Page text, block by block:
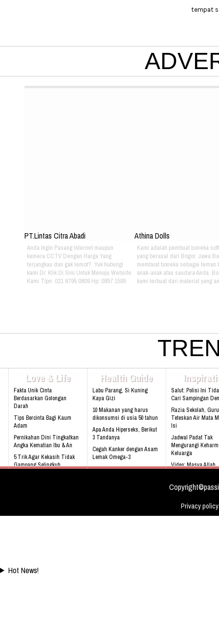
tempat
PT.Lintas Citra Abadi
Anda Ingin Pasang Internet maupun
kamera CCTV Dengan Harga Yang
terjangkau dan gak lemot?. Yuk hubungi
kami Di: Klik Di Sini Untuk Menuju Website
Kami Tlpn: 021 8795 0809 Hp: 0857 1595
Athina Dolls
Kami adalah pembuat boneka
yang berasal dari Bogor, Jawa
membuat boneka sebagai teman
anak-anak atau saudara Anda.
kami terbuat dari material yang
4080 Email:
Bbm: 7CD899C3 Addresh:
Park, Jl. Raya Babakan Madang
www.athinadolls.com We Bring
To All Children !! Cinta Batik
Ku Indonesia !! Klik Di Sini Untuk
Website Kami
Love & Life
Fakta Unik Cinta
Berdasarkan Golongan
Darah
Tips Bercinta Bagi Kaum
Adam
Pernikahan Dini Tingkatkan
Angka Kematian Ibu & An
5 Trik Agar Kekasih Tidak
Gampang Selingkuh
Health Guide
Labu Parang, Si Kuning
Kaya Gizi
10 Makanan yang harus
dikonsumsi di usia 50 tahun
Apa Anda Hiperseks, Berikut
3 Tandanya
Cegah Kanker dengan Asam
Lemak Omega-3
Bahaya Mendengkur
Salut: Polisi Ini
Cari Sampingan
Razia Sekolah, Guru
Teteskan Air Mata
Isi
Jadwal Padat Tak
Mengurangi
Keluarga
Video: Masya Allah,
Kisah Miris, Bocah
Privacy policy
Hot News!